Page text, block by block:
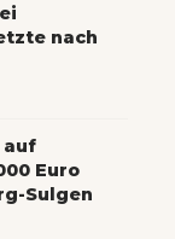
nach
auf
Euro
Sulgen